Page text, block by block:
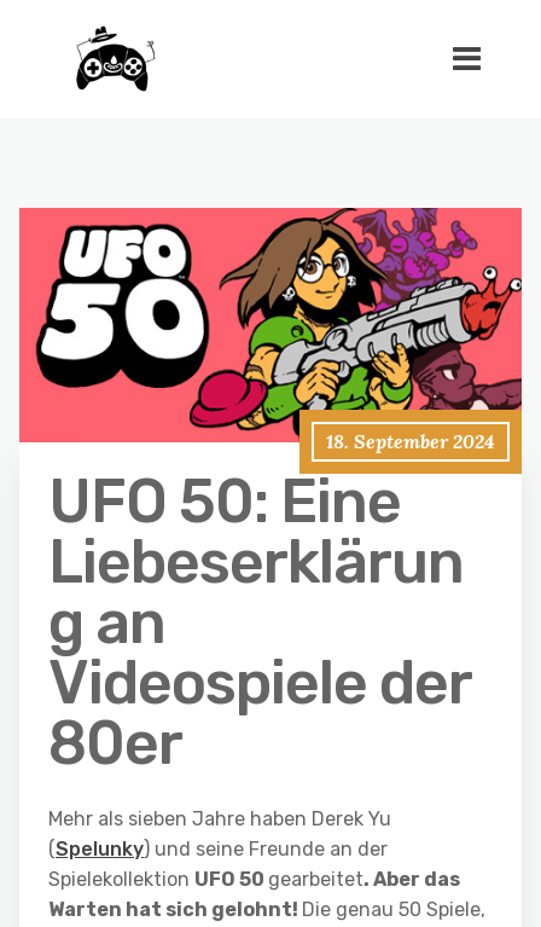
18. September 2024
UFO 50: Eine
Liebeserklärun
g an
Videospiele der
80er
Mehr als sieben Jahre haben Derek Yu
(Spelunky) und seine Freunde an der
Spielekollektion UFO 50 gearbeitet. Aber das
Warten hat sich gelohnt! Die genau 50 Spiele,